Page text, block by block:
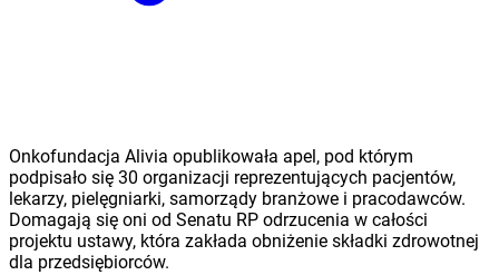
Onkofundacja Alivia opublikowała apel, pod którym
podpisało się 30 organizacji reprezentujących pacjentów,
lekarzy, pielęgniarki, samorządy branżowe i pracodawców.
Domagają się oni od Senatu RP odrzucenia w całości
projektu ustawy, która zakłada obniżenie składki zdrowotnej
dla przedsiębiorców.